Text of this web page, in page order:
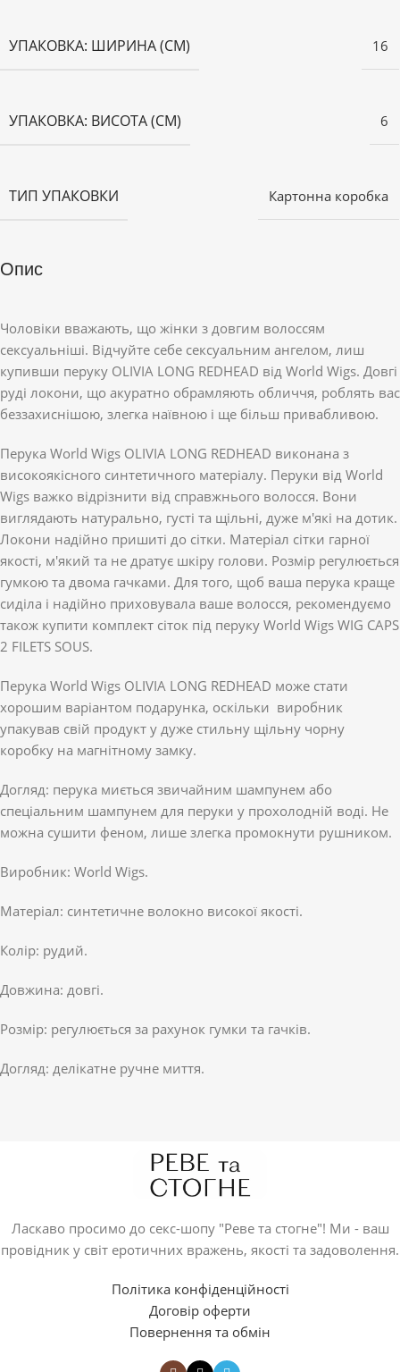
УПАКОВКА: ШИРИНА (СМ) 16
УПАКОВКА: ВИСОТА (СМ) 6
ТИП УПАКОВКИ Картонна коробка
Опис
Чоловіки вважають, що жінки з довгим волоссям
сексуальніші. Відчуйте себе сексуальним ангелом, лиш
купивши перуку OLIVIA LONG REDHEAD від World Wigs. Довгі
руді локони, що акуратно обрамляють обличчя, роблять вас
беззахиснішою, злегка наївною і ще більш привабливою.
Перука World Wigs OLIVIA LONG REDHEAD виконана з
високоякісного синтетичного матеріалу. Перуки від World
Wigs важко відрізнити від справжнього волосся. Вони
виглядають натурально, густі та щільні, дуже м'які на дотик.
Локони надійно пришиті до сітки. Матеріал сітки гарної
якості, м'який та не дратує шкіру голови. Розмір регулюється
гумкою та двома гачками. Для того, щоб ваша перука краще
сиділа і надійно приховувала ваше волосся, рекомендуємо
також купити комплект сіток під перуку World Wigs WIG CAPS
2 FILETS SOUS.
Перука World Wigs OLIVIA LONG REDHEAD може стати
хорошим варіантом подарунка, оскільки виробник
упакував свій продукт у дуже стильну щільну чорну
коробку на магнітному замку.
Догляд: перука миється звичайним шампунем або
спеціальним шампунем для перуки у прохолодній воді. Не
можна сушити феном, лише злегка промокнути рушником.
Виробник: World Wigs.
Матеріал: синтетичне волокно високої якості.
Колір: рудий.
Довжина: довгі.
Розмір: регулюється за рахунок гумки та гачків.
Догляд: делікатне ручне миття.
Ласкаво просимо до секс-шопу "Реве та стогне"! Ми - ваш
провідник у світ еротичних вражень, якості та задоволення.
Політика конфіденційності
Договір оферти
Повернення та обмін